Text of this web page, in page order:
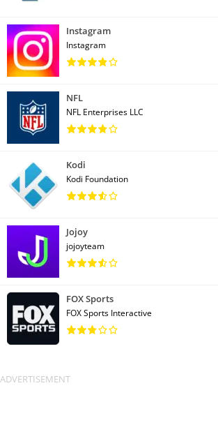
Instagram
Instagram
NFL
NFL Enterprises LLC
Kodi
Kodi Foundation
Jojoy
jojoyteam
FOX Sports
FOX Sports Interactive